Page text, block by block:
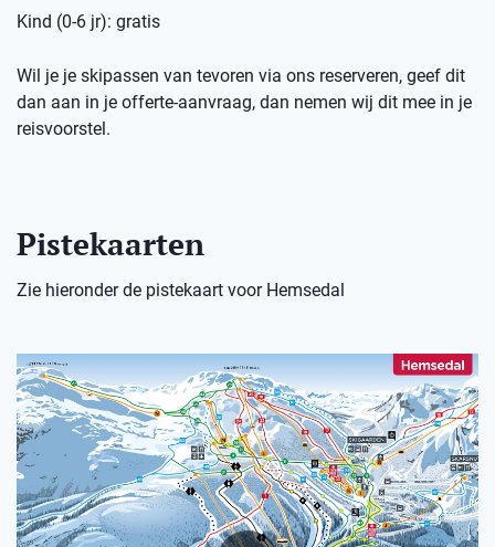
Kind (0-6 jr): gratis
Wil je je skipassen van tevoren via ons reserveren, geef dit
dan aan in je offerte-aanvraag, dan nemen wij dit mee in je
reisvoorstel.
Pistekaarten
Zie hieronder de pistekaart voor Hemsedal